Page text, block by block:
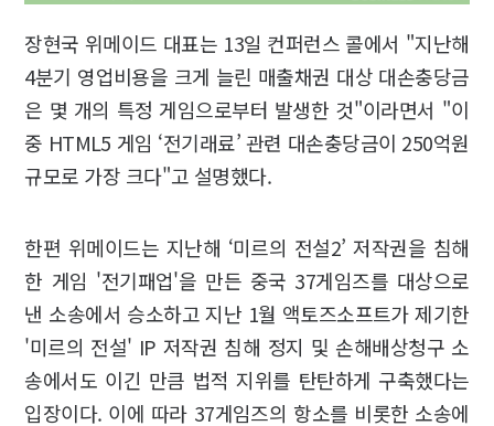
장현국 위메이드 대표는 13일 컨퍼런스 콜에서 "지난해
4분기 영업비용을 크게 늘린 매출채권 대상 대손충당금
은 몇 개의 특정 게임으로부터 발생한 것"이라면서 "이
중 HTML5 게임 ‘전기래료’ 관련 대손충당금이 250억원
규모로 가장 크다"고 설명했다.
한편 위메이드는 지난해 ‘미르의 전설2’ 저작권을 침해
한 게임 '전기패업'을 만든 중국 37게임즈를 대상으로
낸 소송에서 승소하고 지난 1월 액토즈소프트가 제기한
'미르의 전설' IP 저작권 침해 정지 및 손해배상청구 소
송에서도 이긴 만큼 법적 지위를 탄탄하게 구축했다는
입장이다. 이에 따라 37게임즈의 항소를 비롯한 소송에